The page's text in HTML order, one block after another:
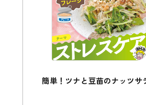
簡単！ツナと豆苗のナッツサ